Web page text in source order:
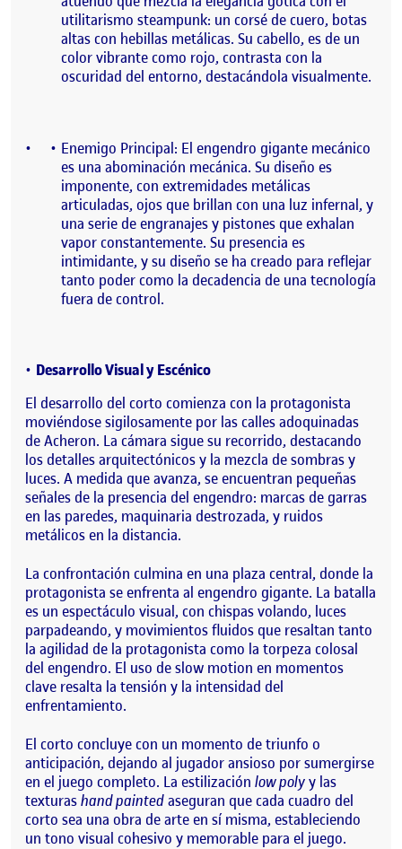
utilitarismo steampunk: un corsé de cuero, botas
altas con hebillas metálicas. Su cabello, es de un
color vibrante como rojo, contrasta con la
oscuridad del entorno, destacándola visualmente.
Enemigo Principal: El engendro gigante mecánico
es una abominación mecánica. Su diseño es
imponente, con extremidades metálicas
articuladas, ojos que brillan con una luz infernal, y
una serie de engranajes y pistones que exhalan
vapor constantemente. Su presencia es
intimidante, y su diseño se ha creado para reflejar
tanto poder como la decadencia de una tecnología
fuera de control.
Desarrollo Visual y Escénico
El desarrollo del corto comienza con la protagonista
moviéndose sigilosamente por las calles adoquinadas
de Acheron. La cámara sigue su recorrido, destacando
los detalles arquitectónicos y la mezcla de sombras y
luces. A medida que avanza, se encuentran pequeñas
señales de la presencia del engendro: marcas de garras
en las paredes, maquinaria destrozada, y ruidos
metálicos en la distancia.
La confrontación culmina en una plaza central, donde la
protagonista se enfrenta al engendro gigante. La batalla
es un espectáculo visual, con chispas volando, luces
parpadeando, y movimientos fluidos que resaltan tanto
la agilidad de la protagonista como la torpeza colosal
del engendro. El uso de slow motion en momentos
clave resalta la tensión y la intensidad del
enfrentamiento.
El corto concluye con un momento de triunfo o
anticipación, dejando al jugador ansioso por sumergirse
en el juego completo. La estilización low polyy las
texturashand paintedaseguran que cada cuadro del
corto sea una obra de arte en sí misma, estableciendo
un tono visual cohesivo y memorable para el juego.